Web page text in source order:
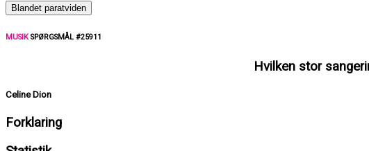
Blandet paratviden
MUSIKSPØRGSMÅL #25911
Hvilken stor
Celine Dion
Forklaring